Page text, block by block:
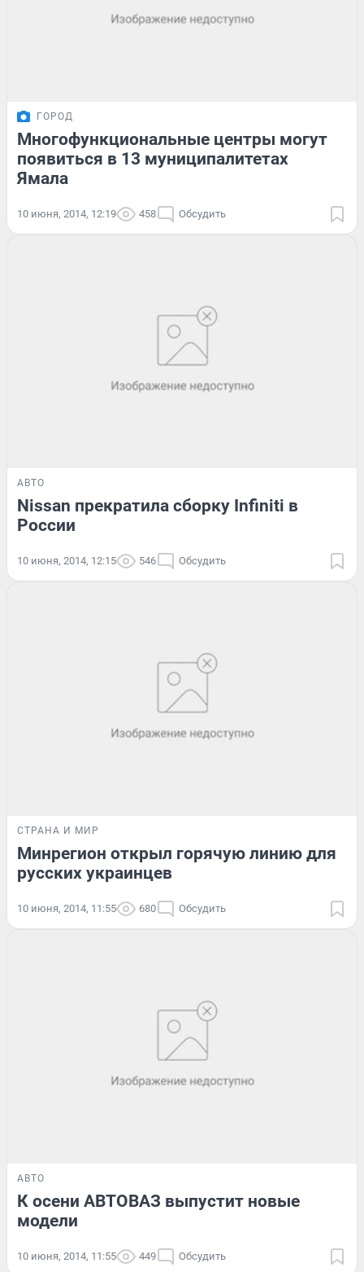
ГОРОД
Многофункциональные центры могут
появиться в 13 муниципалитетах
Ямала
10 июня, 2014, 12:19 458 Обсудить
АВТО
Nissan прекратила сборку Infiniti в
России
10 июня, 2014, 12:15 546 Обсудить
СТРАНА И МИР
Минрегион открыл горячую линию для
русских украинцев
10 июня, 2014, 11:55 680 Обсудить
АВТО
К осени АВТОВАЗ выпустит новые
модели
10 июня, 2014, 11:55 449 Обсудить